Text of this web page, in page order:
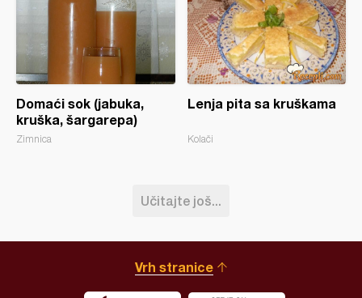
Domaći sok (jabuka,
kruška, šargarepa)
Zimnica
Lenja pita sa kruškama
Kolači
Učitajte još...
Vrh stranice